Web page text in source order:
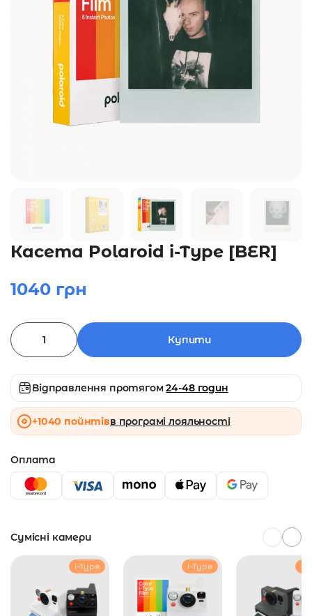
Касета Polaroid i-Type [BER]
1040 грн
Купити
Відправлення протягом24-48 годин
+1040 пойнтівв програмі лояльності
Оплата
Сумісні камери
i-Type i-Type